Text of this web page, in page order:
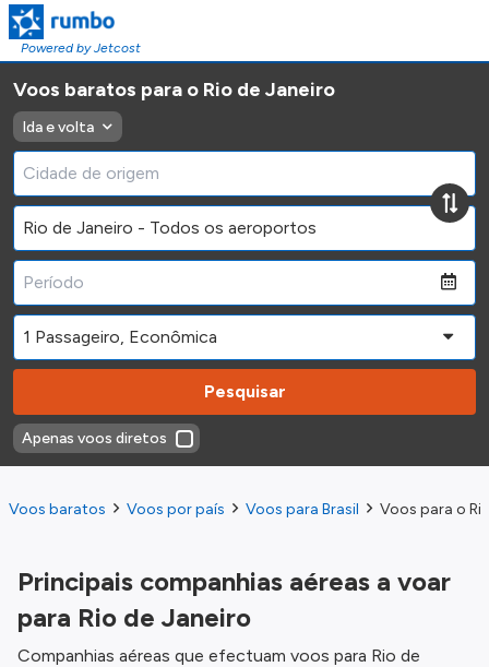
Powered by Jetcost
Voos baratos para o Rio de Janeiro
Ida e volta
Pesquisar
Apenas voos diretos
Voos baratos Voos por país Voos para Brasil Voos para o
Principais companhias aéreas a voar
para Rio de Janeiro
Companhias aéreas que efectuam voos para Rio de